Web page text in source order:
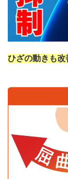
ひざの動きも改